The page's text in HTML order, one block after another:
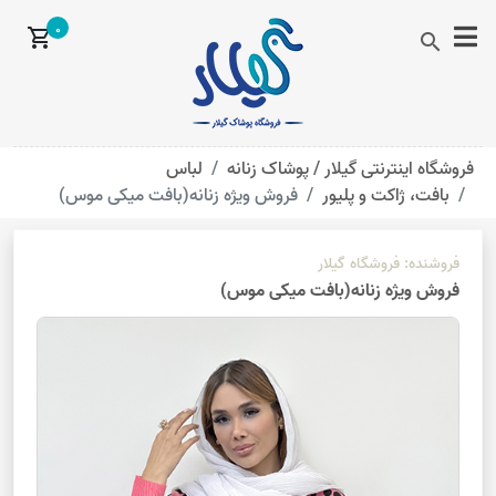
search
shopping_cart0
فروشگاه اینترنتی گیلار /پوشاک زنانه
لباس
بافت، ژاکت و پلیور
فروش ویژه زنانه(بافت میکی موس)
فروشنده: فروشگاه گیلار
فروش ویژه زنانه(بافت میکی موس)